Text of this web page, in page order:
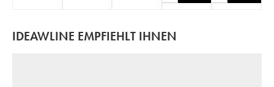
IDEAWLINE EMPFIEHLT IHNEN